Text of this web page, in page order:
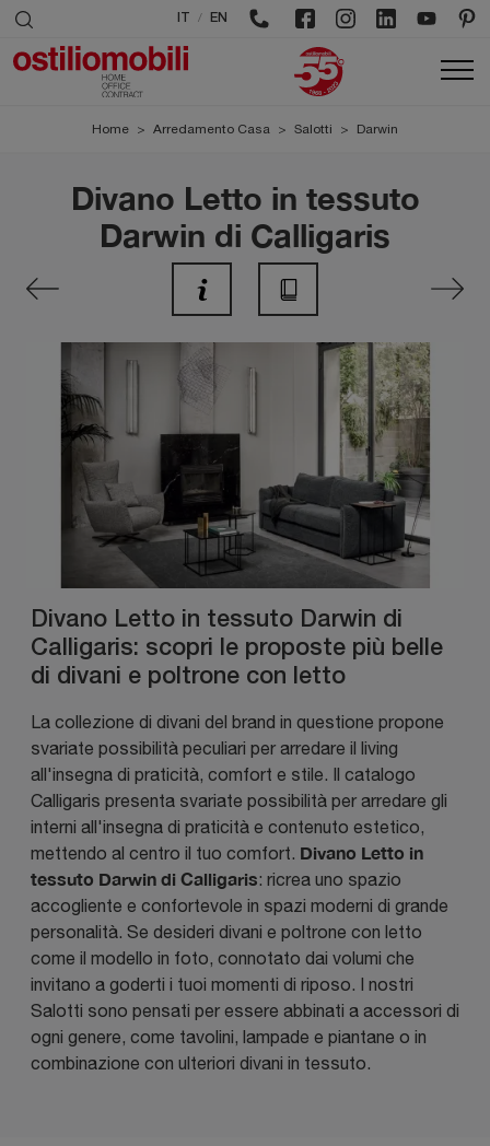
/ EN
Home > Arredamento Casa > Salotti > Darwin
Divano Letto in tessuto
Darwin di Calligaris
Divano Letto in tessuto Darwin di
Calligaris: scopri le proposte più belle
di divani e poltrone con letto
La collezione di divani del brand in questione propone
svariate possibilità peculiari per arredare il living
all'insegna di praticità, comfort e stile. Il catalogo
Calligaris presenta svariate possibilità per arredare gli
interni all'insegna di praticità e contenuto estetico,
mettendo al centro il tuo comfort. Divano Letto in
tessuto Darwin di Calligaris: ricrea uno spazio
accogliente e confortevole in spazi moderni di grande
personalità. Se desideri divani e poltrone con letto
come il modello in foto, connotato dai volumi che
invitano a goderti i tuoi momenti di riposo. I nostri
Salotti sono pensati per essere abbinati a accessori di
ogni genere, come tavolini, lampade e piantane o in
combinazione con ulteriori divani in tessuto.